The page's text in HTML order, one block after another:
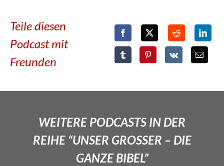
Teile diesen
Podcast mit
Freunden
WEITERE PODCASTS IN DER
REIHE “UNSER GROSSER – DIE
GANZE BIBEL”